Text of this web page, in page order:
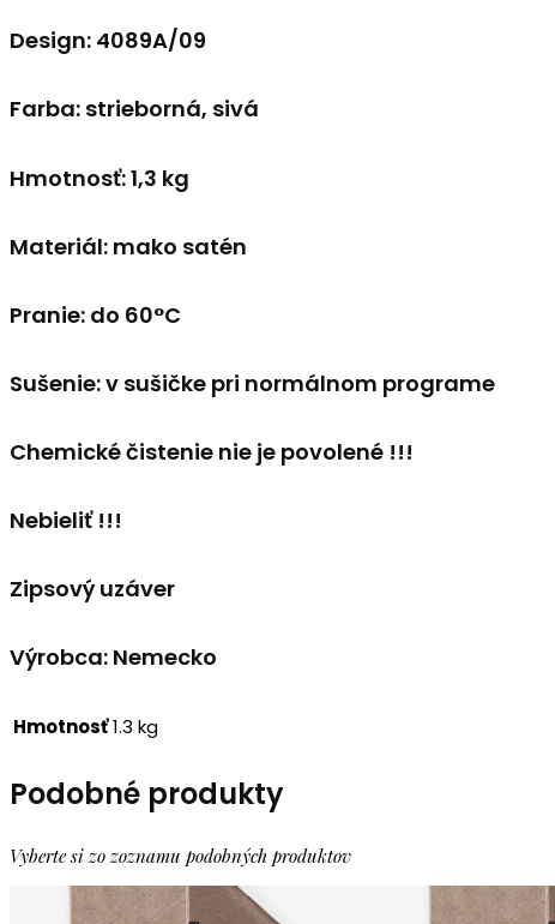
Design: 4089A/09
Farba: strieborná, sivá
Hmotnosť: 1,3 kg
Materiál: mako satén
Pranie: do 60°C
Sušenie: v sušičke pri normálnom programe
Chemické čistenie nie je povolené !!!
Nebieliť !!!
Zipsový uzáver
Výrobca: Nemecko
Hmotnosť1.3 kg
Podobné produkty
Vyberte si zo zoznamu podobných produktov